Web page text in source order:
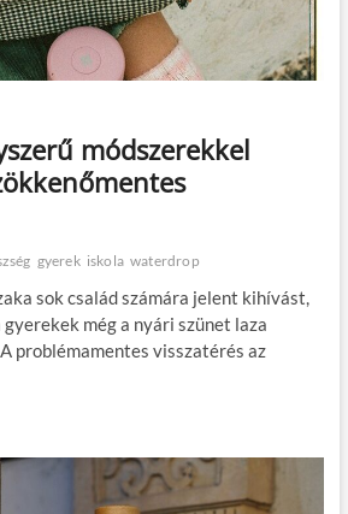
módszerekkel
gyerek iskola waterdrop
sok család számára jelent kihívást,
gyerekek még a nyári szünet laza
problémamentes visszatérés az